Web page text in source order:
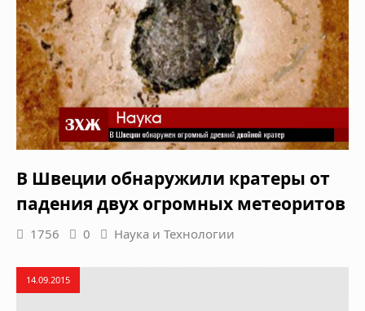
В Швеции обнаружили кратеры от
падения двух огромных метеоритов
1756 0 Наука и Технологии
14.09.2015